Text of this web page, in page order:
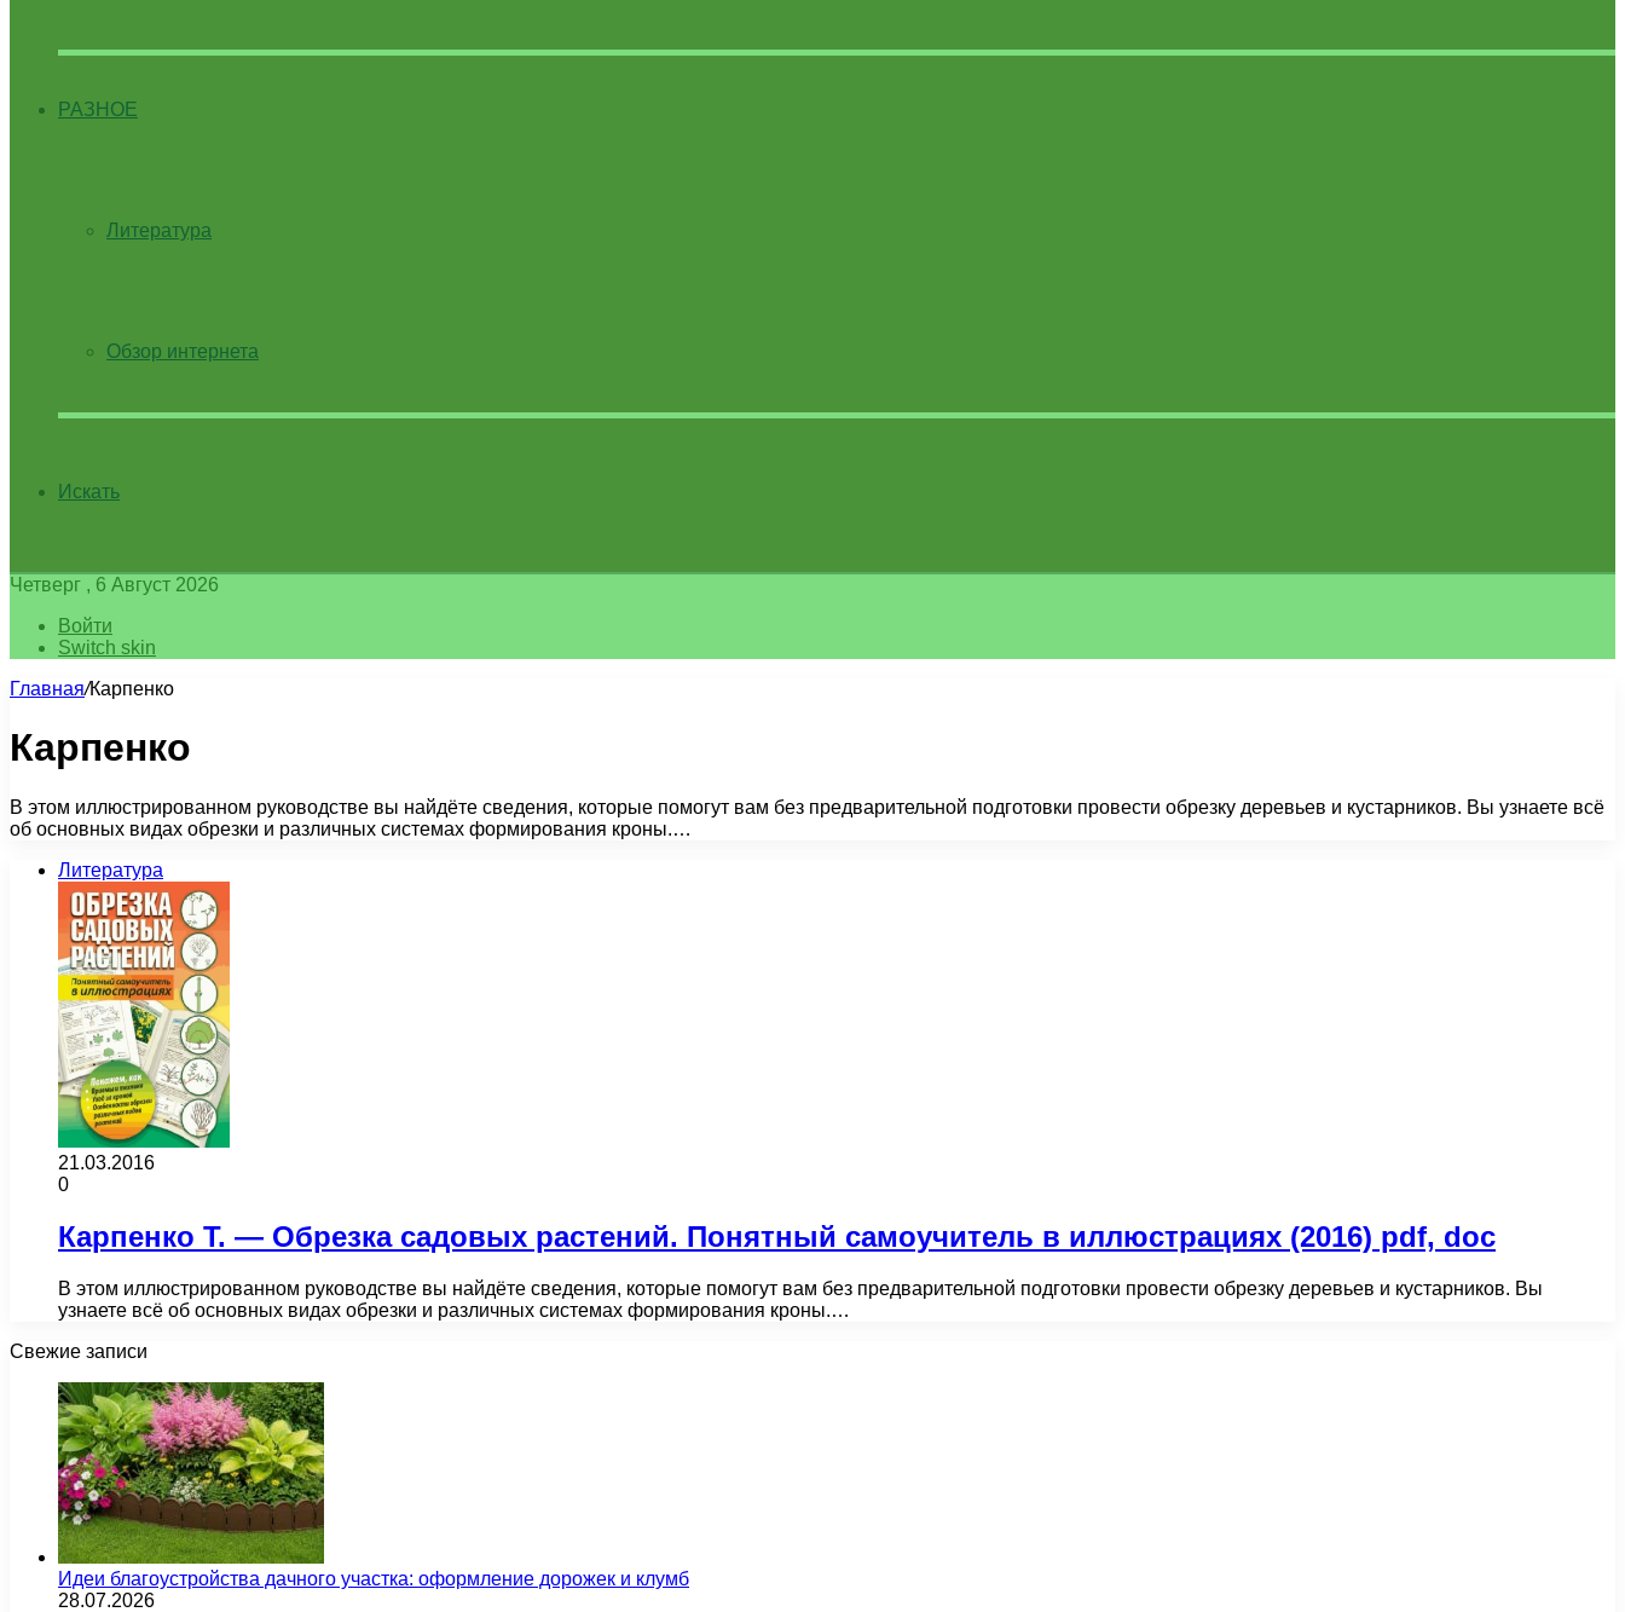
РАЗНОЕ
Литература
Обзор интернета
Искать
Четверг , 6 Август 2026
Войти
Switch skin
Главная/Карпенко
Карпенко
В этом иллюстрированном руководстве вы найдёте сведения, которые помогут вам без предварительной подготовки провести обрезку деревьев и кустарников. Вы узнаете всё
об основных видах обрезки и различных системах формирования кроны.…
Литература
21.03.2016
0
Карпенко Т. — Обрезка садовых растений. Понятный самоучитель в иллюстрациях (2016) pdf, doc
В этом иллюстрированном руководстве вы найдёте сведения, которые помогут вам без предварительной подготовки провести обрезку деревьев и кустарников. Вы
узнаете всё об основных видах обрезки и различных системах формирования кроны.…
Свежие записи
Идеи благоустройства дачного участка: оформление дорожек и клумб
28.07.2026